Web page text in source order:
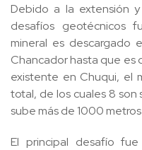
Debido a la extensión
desafíos geotécnicos
mineral es descargado
Chancador hasta que es
existente en Chuqui, el
total, de los cuales 8
sube más de 1000
El principal desafío